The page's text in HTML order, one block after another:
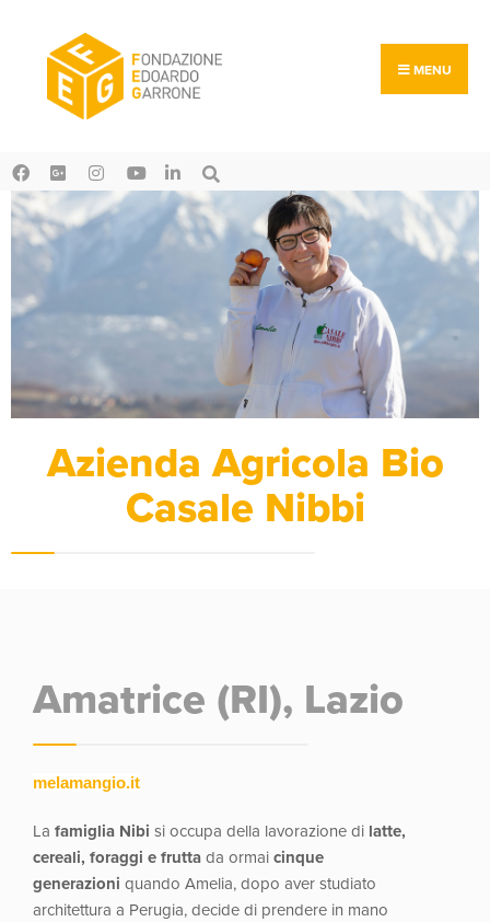
MENU
Azienda Agricola Bio
Casale Nibbi
Amatrice (RI), Lazio
melamangio.it
La famiglia Nibi si occupa della lavorazione di latte,
cereali, foraggi e fruttada ormaicinque
generazioni quando Amelia, dopo aver studiato
architettura a Perugia, decide di prendere in mano